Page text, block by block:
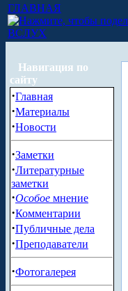
ГЛАВНАЯ
ВСЛУХ
Навигация по
сайту
·Главная
·Материалы
·Новости
·Заметки
·Литературные
заметки
·Особое мнение
·Комментарии
·Публичные дела
·Преподаватели
·Фотогалерея